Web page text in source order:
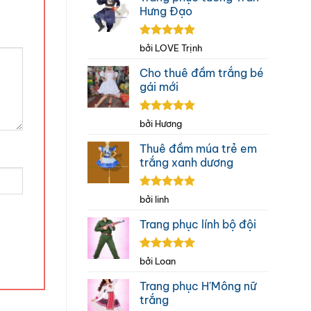
Hưng Đạo
Được xếp
sao
bởi LOVE Trịnh
Cho thuê đầm trắng bé
gái mới
Được xếp
5
sao
bởi Hương
Thuê đầm múa trẻ em
trắng xanh dương
Được xếp
sao
bởi linh
Trang phục lính bộ đội
Được xếp
sao
bởi Loan
Trang phục H'Mông nữ
trắng